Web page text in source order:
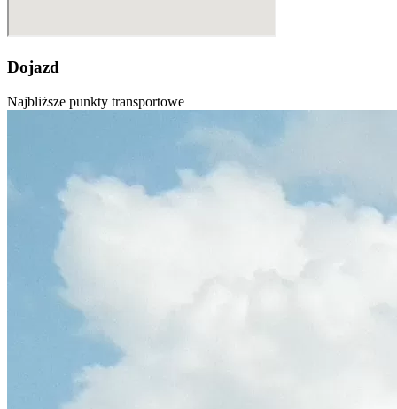
Dojazd
Najbliższe punkty transportowe